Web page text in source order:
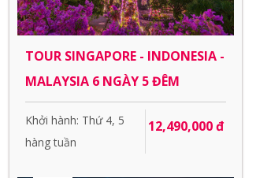
TOUR SINGAPORE - INDONESIA -
MALAYSIA 6 NGÀY 5 ĐÊM
Khởi hành: Thứ 4, 5
hàng tuần
12,490,000 đ